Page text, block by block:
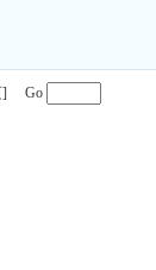
] Go